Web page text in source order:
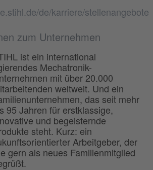
de/karriere/stellenangebote
zum Unternehmen
ist ein international
Mechatronik-
mit über 20.000
weltweit. Und ein
das seit mehr
95 Jahren für erstklassige,
und begeisternde
steht. Kurz: ein
Arbeitgeber, der
gern als neues Familienmitglied